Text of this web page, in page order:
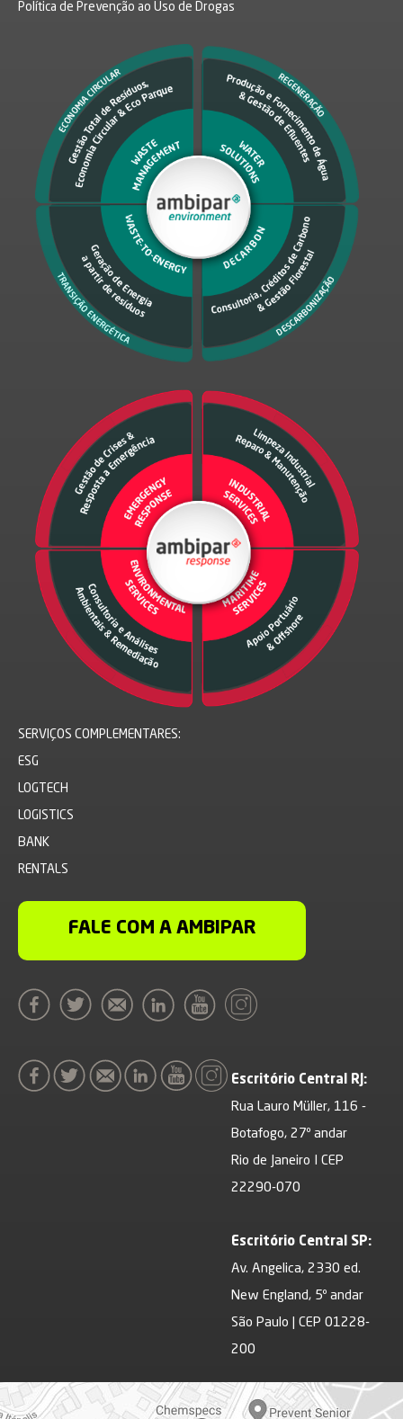
Política de Prevenção ao Uso de Drogas
SERVIÇOS COMPLEMENTARES:
ESG
LOGTECH
LOGISTICS
BANK
RENTALS
FALE COM A AMBIPAR
Escritório Central RJ:
Rua Lauro Müller, 116 -
Botafogo, 27º andar
Rio de Janeiro I CEP
22290-070
Escritório Central SP:
Av. Angelica, 2330 ed.
New England, 5º andar
São Paulo | CEP 01228-
200